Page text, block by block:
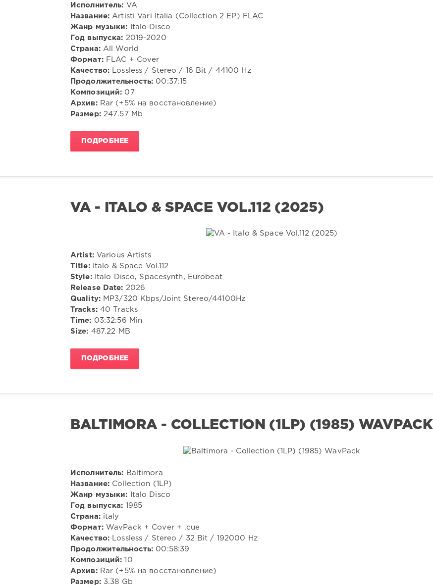
Исполнитель: VA
Название: Artisti Vari Italia (Collection 2 EP) FLAC
Жанр музыки: Italo Disco
Год выпуска: 2019-2020
Страна:All World
Формат:FLAC + Cover
Качество: Lossless / Stereo / 16 Bit / 44100 Hz
Продолжительность: 00:37:15
Композиций: 07
Архив:Rar (+5% на восстановление)
Размер:247.57 Mb
ПОДРОБНЕЕ
VA - ITALO & SPACE VOL.112 (2025)
Artist:Various Artists
Title:Italo & Space Vol.112
Style:Italo Disco, Spacesynth, Eurobeat
Release Date: 2026
Quality:MP3/320 Kbps/Joint Stereo/44100Hz
Tracks:40 Tracks
Time: 03:32:56 Min
Size: 487.22 MB
ПОДРОБНЕЕ
BALTIMORA - COLLECTION (1LP) (1985) WAVPACK
Исполнитель: Baltimora
Название: Collection (1LP)
Жанр музыки: Italo Disco
Год выпуска: 1985
Страна:italy
Формат:WavPack + Cover + .cue
Качество: Lossless / Stereo / 32 Bit / 192000 Hz
Продолжительность: 00:58:39
Композиций: 10
Архив:Rar (+5% на восстановление)
Размер:3.38 Gb